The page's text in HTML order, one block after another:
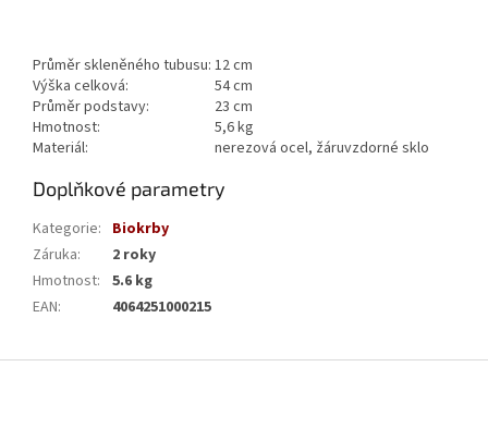
Průměr skleněného tubusu: 12 cm
Výška celková:
54 cm
Průměr podstavy:
23 cm
Hmotnost:
5,6 kg
Materiál:
nerezová ocel, žáruvzdorné sklo
Doplňkové parametry
Kategorie: Biokrby
Záruka:
2 roky
Hmotnost: 5.6 kg
EAN: 4064251000215